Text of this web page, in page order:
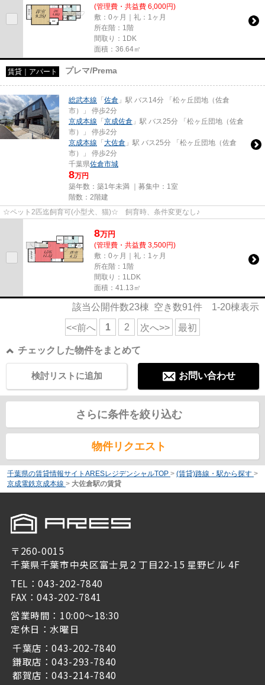
(管理費・共益費 6,000円)
敷：0ヶ月｜礼：1ヶ月
所在階：1階
間取り：1DK
面積：36.64㎡
賃貸｜アパート プレマ/Prema
総武本線 「佐倉 」駅 バス14分 「松ヶ丘団地（佐倉
市）」 停歩2分
京成本線 「京成佐倉 」駅 バス25分 「松ヶ丘団地（佐倉
市）」 停歩2分
京成本線 「大佐倉 」駅 バス25分 「松ヶ丘団地（佐倉
市）」 停歩2分
千葉県佐倉市城
8万円
築年数：築1年未満 ｜募集中： 1室
階数：2階建
☆ペット2匹迄飼育可(小型犬、猫)☆ 飼育時、条件変更なし♪
8万円
(管理費・共益費 3,500円)
敷：0ヶ月｜礼：1ヶ月
所在階：1階
間取り：1LDK
面積：41.13㎡
該当公開件数23棟 空き数91件 1-20棟表示
<<前へ 1 2 次へ>> 最初
チェックした物件をまとめて
お問い合わせ
検討リストに追加
さらに条件を絞り込む
物件リクエスト
千葉県の賃貸情報サイトARESレジデンシャルTOP > (賃貸)路線・駅から探す >
京成電鉄京成本線 > 大佐倉駅の賃貸
〒260-0015
千葉県千葉市中央区富士見２丁目22-15 星野ビル 4F
TEL：043-202-7840
FAX：043-202-7841
営業時間：10:00～18:30
定休日：水曜日
千葉店：043-202-7840
鎌取店：043-293-7840
都賀店：043-214-7840